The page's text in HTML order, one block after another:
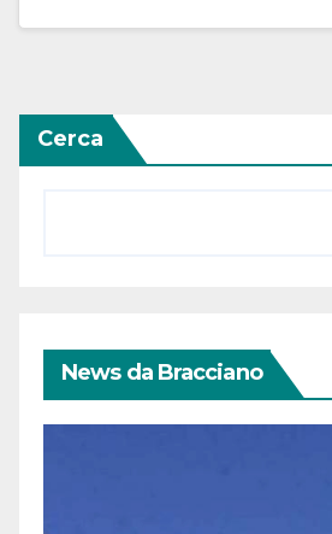
Cerca
News da Bracciano